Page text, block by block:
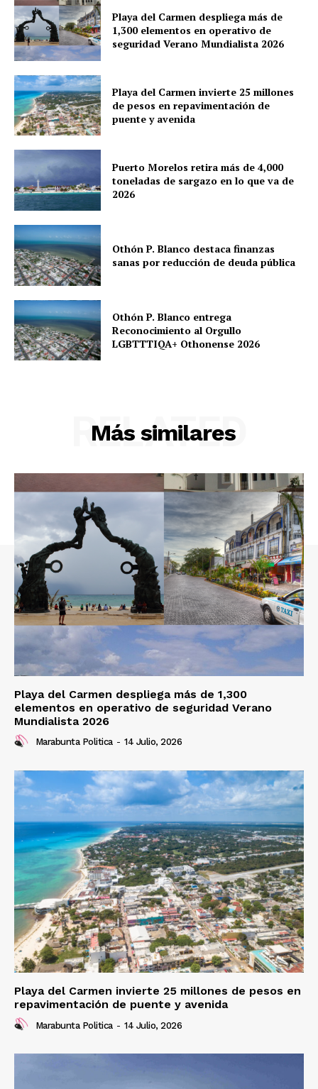
Cancún
Chetumal
Playa del Carmen
Puerto Morelos
Playa del Carmen despliega más de
1,300 elementos en operativo de
seguridad Verano Mundialista 2026
Playa del Carmen invierte 25 millones
de pesos en repavimentación de
puente y avenida
Puerto Morelos retira más de 4,000
toneladas de sargazo en lo que va de
2026
Othón P. Blanco destaca finanzas
sanas por reducción de deuda pública
Othón P. Blanco entrega
Reconocimiento al Orgullo
LGBTTTIQA+ Othonense 2026
Más similares
RELATED
Playa del Carmen despliega más de 1,300
elementos en operativo de seguridad Verano
Mundialista 2026
Marabunta Politica - 14 Julio, 2026
Playa del Carmen invierte 25 millones de pesos en
repavimentación de puente y avenida
Marabunta Politica - 14 Julio, 2026